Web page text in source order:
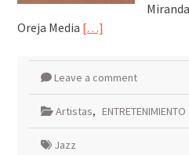
Oreja Media […]
Leave a comment
Artistas, ENTRETENIMIENTO
Jazz